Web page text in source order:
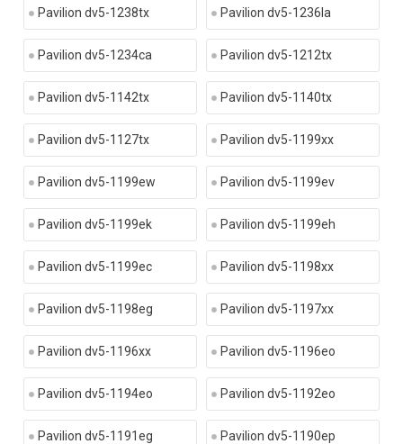
Pavilion dv5-1238tx Pavilion dv5-1236la
Pavilion dv5-1234ca Pavilion dv5-1212tx
Pavilion dv5-1142tx Pavilion dv5-1140tx
Pavilion dv5-1127tx Pavilion dv5-1199xx
Pavilion dv5-1199ew Pavilion dv5-1199ev
Pavilion dv5-1199ek Pavilion dv5-1199eh
Pavilion dv5-1199ec Pavilion dv5-1198xx
Pavilion dv5-1198eg Pavilion dv5-1197xx
Pavilion dv5-1196xx Pavilion dv5-1196eo
Pavilion dv5-1194eo Pavilion dv5-1192eo
Pavilion dv5-1191eg Pavilion dv5-1190ep